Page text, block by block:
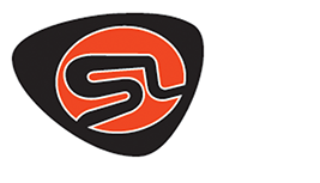
We use cookies to ensure that we
on our website. By continuing to browse
that cookies are used to help us analyze
to offer you a better experience. To
you can disable cookies, you can access